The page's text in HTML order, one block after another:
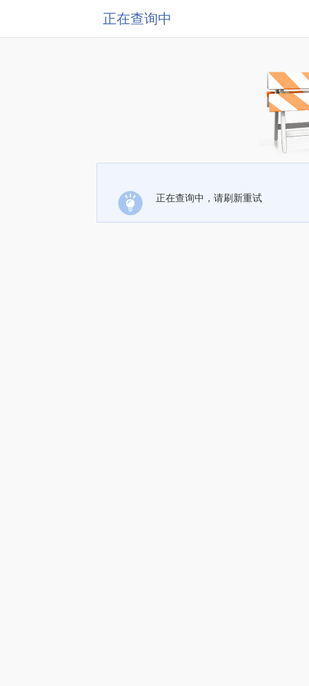
正在查询中
正在查询中，请刷新重试